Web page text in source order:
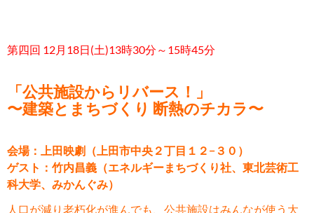
第四回 12月18日(土)13時30分～15時45分
「公共施設からリバース！」
〜建築とまちづくり 断熱のチカラ〜
会場：上田映劇（上田市中央２丁目１２−３０）
ゲスト：竹内昌義（エネルギーまちづくり社、東北芸術工
科大学、みかんぐみ）
人口が減り老朽化が進んでも、公共施設はみんなが使う大